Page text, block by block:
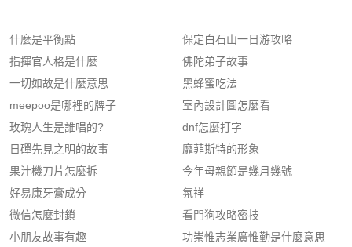
什麼是平衡點
指揮官人格是什麼
一切如故是什麼意思
meepoo是哪裡的牌子
玫瑰人生是誰唱的?
日磾先見之明的故事
果汁機刀片怎麼拆
好易康牙膏成分
微信怎麼封鎖
小朋友故事有趣
保定白石山一日游攻略
佛陀弟子故事
黑蜂蜜吃法
室內設計圖怎麼看
dnf怎麼打字
靡菲斯特的形象
今年母親節是幾月幾號
氛祥
看門狗攻略密技
功崇惟志業廣惟勤是什麼意思